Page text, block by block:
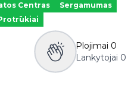
Centras
Sergamumas
Plojimai 0
Lankytojai 0